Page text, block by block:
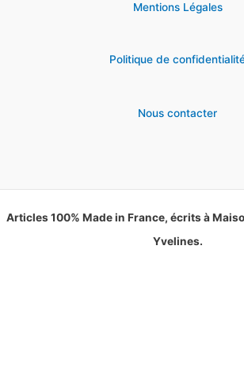
Mentions Légales
Politique de
Nous contacter
Articles 100% Made in France, écrits à
Yvelines.